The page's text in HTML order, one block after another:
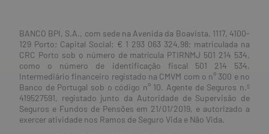
BANCO BPI, S.A., com sede na Avenida da Boavista, 1117, 4100-
129 Porto; Capital Social: € 1 293 063 324,98; matriculada na
CRC Porto sob o número de matrícula PTIRNMJ 501 214 534,
como o número de identificação fiscal 501 214 534.
Intermediário financeiro registado na CMVM com o n° 300 e no
Banco de Portugal sob o código n° 10. Agente de Seguros n.º
419527591, registado junto da Autoridade de Supervisão de
Seguros e Fundos de Pensões em 21/01/2019, e autorizado a
exercer atividade nos Ramos de Seguro Vida e Não Vida.